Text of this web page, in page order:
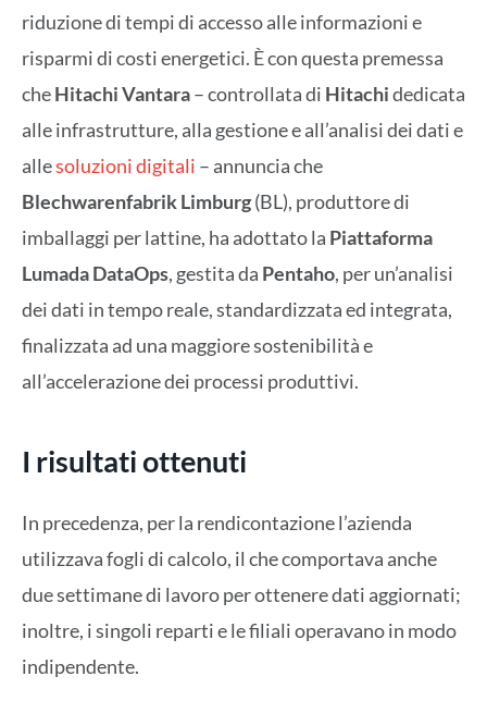
riduzione di tempi di accesso alle informazioni e
risparmi di costi energetici. È con questa premessa
cheHitachi Vantara– controllata di Hitachidedicata
alle infrastrutture, alla gestione e all’analisi dei dati e
allesoluzioni digitali – annuncia che
Blechwarenfabrik Limburg(BL), produttore di
imballaggi per lattine, ha adottato la Piattaforma
LumadaDataOps, gestita da Pentaho, per un’analisi
dei dati in tempo reale, standardizzata ed integrata,
finalizzata ad una maggiore sostenibilità e
all’accelerazione dei processi produttivi.
I risultati ottenuti
In precedenza, per la rendicontazione l’azienda
utilizzava fogli di calcolo, il che comportava anche
due settimane di lavoro per ottenere dati aggiornati;
inoltre, i singoli reparti e le filiali operavano in modo
indipendente.